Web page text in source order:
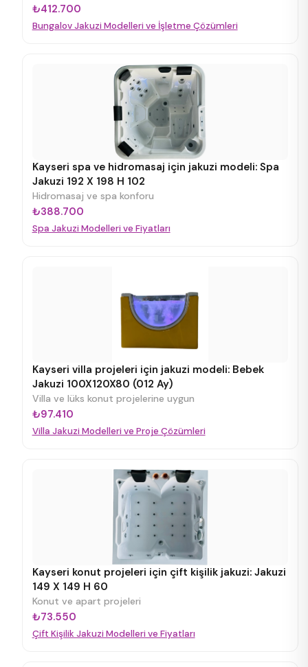
₺412.700
Bungalov Jakuzi Modelleri ve İşletme Çözümleri
Kayseri spa ve hidromasaj için jakuzi modeli: Spa
Jakuzi 192 X 198 H 102
Hidromasaj ve spa konforu
₺388.700
Spa Jakuzi Modelleri ve Fiyatları
Kayseri villa projeleri için jakuzi modeli: Bebek
Jakuzi 100X120X80 (012 Ay)
Villa ve lüks konut projelerine uygun
₺97.410
Villa Jakuzi Modelleri ve Proje Çözümleri
Kayseri konut projeleri için çift kişilik jakuzi: Jakuzi
149 X 149 H 60
Konut ve apart projeleri
₺73.550
Çift Kişilik Jakuzi Modelleri ve Fiyatları